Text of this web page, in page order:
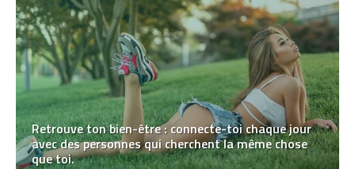
Retrouve ton bien-être : connecte-toi chaque jour
avec des personnes qui cherchent la même chose
que toi.